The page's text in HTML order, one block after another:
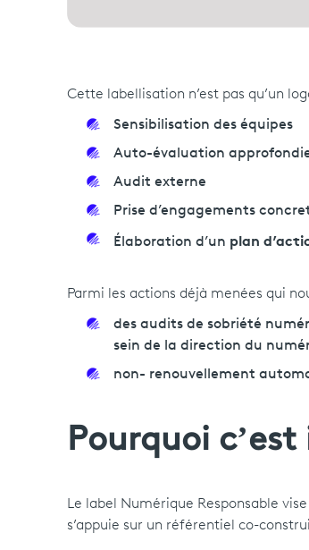
Cette labellisation n’est pas qu’un
Sensibilisation des équipes
Auto-évaluation
Audit externe
Prise d’engagements
Élaboration d’un plan
Parmi les actions déjà menées qui
des audits de sobriété
sein de la direction du
non- renouvellement
Pourquoi
Le label Numérique Responsable vise
s’appuie sur un référentiel co-